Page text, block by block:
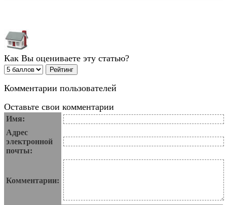
Как Вы оцениваете эту статью?
Комментарии пользователей
Оставьте свои комментарии
Имя:
Адрес
электронной
почты:
Комментарии: